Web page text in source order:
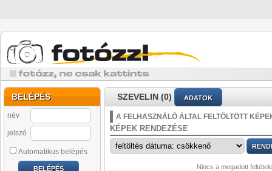
BELÉPÉS
név
jelszó
Automatikus belépés
SZEVELIN (0) ADATOK
A FELHASZNÁLÓ ÁLTAL FELTÖLTÖTT
KÉPEK RENDEZÉSE
Nincs a megadott